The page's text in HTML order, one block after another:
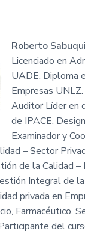
Roberto
Licenciado en
UADE. Diploma
Empresas
Auditor Líder en
de IPACE.
Examinador y
– Sector
de la Calidad –
Integral de
privada en
Farmacéutico,
del